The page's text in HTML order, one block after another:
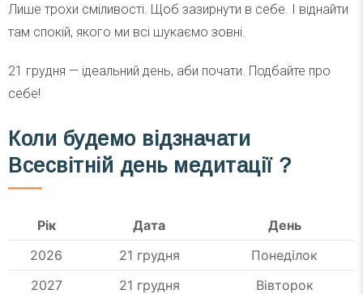
Лише трохи сміливості. Щоб зазирнути в себе. І віднайти
там спокій, якого ми всі шукаємо зовні.
21 грудня — ідеальний день, аби почати. Подбайте про
себе!
Коли будемо відзначати
Всесвітній день медитації ?
Рік Дата
День
2026
21 грудня
Понеділок
2027
21 грудня
Вівторок